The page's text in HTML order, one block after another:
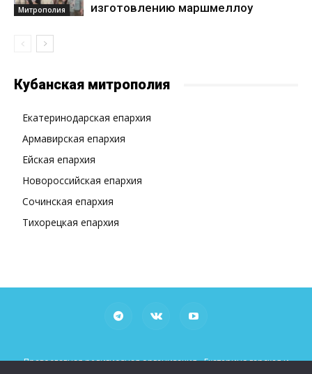
Митрополия
изготовлению маршмеллоу
Кубанская митрополия
Екатеринодарская епархия
Армавирская епархия
Ейская епархия
Новороссийская епархия
Сочинская епархия
Тихорецкая епархия
Православная религиозная организация «Екатеринодарская и